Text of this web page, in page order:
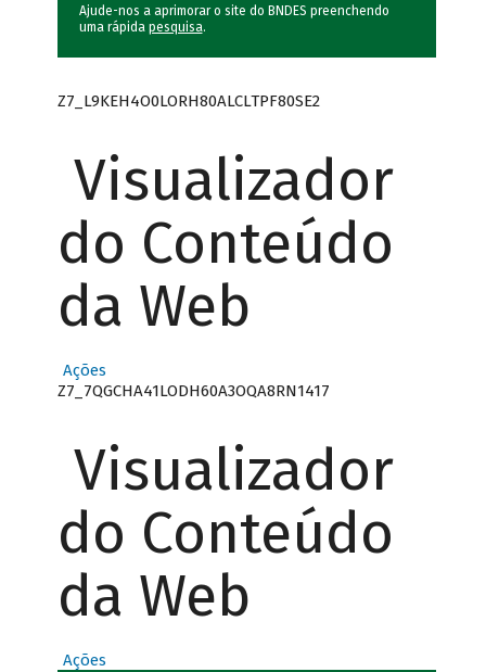
Ajude-nos a aprimorar o site do BNDES preenchendo
uma rápida pesquisa.
Z7_L9KEH4O0LORH80ALCLTPF80SE2
Visualizador
do Conteúdo
da Web
Ações
Z7_7QGCHA41LODH60A3OQA8RN1417
Visualizador
do Conteúdo
da Web
Ações